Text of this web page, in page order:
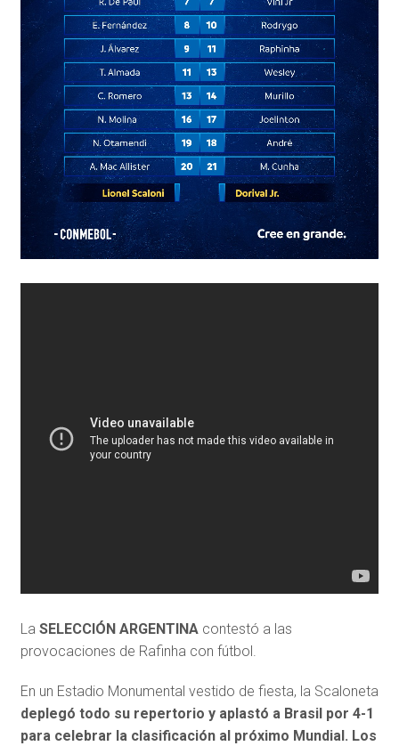
La SELECCIÓN ARGENTINAcontestó a las
provocaciones de Rafinha con fútbol.
En un Estadio Monumental vestido de fiesta, la Scaloneta
deplegó todo su repertorio y aplastó a Brasil por 4-1
para celebrar la clasificación al próximo Mundial. Los